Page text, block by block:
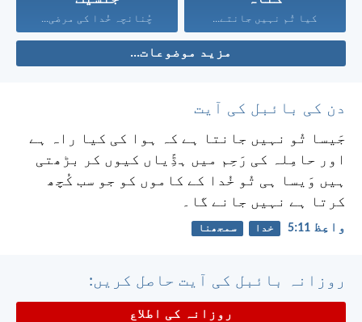
کیا تُم نہیں جانتے... چُنانچہ خُدا کی مرضی...
مزید موضوعات...
دن کی بائبل کی آیت
جَیسا تُو نہیں جانتا ہے کہ ہوا کی کیا راہ ہے
اور حامِلہ کی رَحِم میں ہڈِّیاں کیوں کر بڑھتی
ہیں وَیسا ہی تُو خُدا کے کاموں کو جو سب کُچھ
کرتا ہے نہیں جانے گا۔
واعِظ 11:‏5 خدا سمجھنا
روزانہ بائبل کی آیت حاصل کریں:
روزانہ کی اطلاع